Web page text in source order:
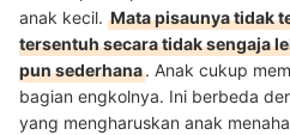
anak kecil. Mata pisaunya tidak
tersentuh secara tidak sengaja
pun sederhana. Anak cukup
bagian engkolnya. Ini berbeda
yang mengharuskan anak